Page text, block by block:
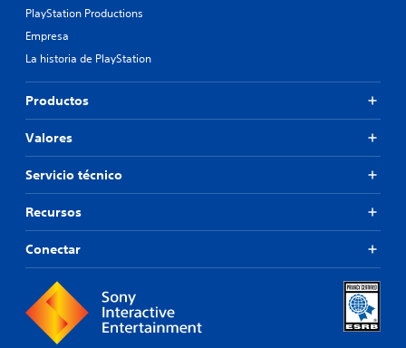
PlayStation Productions
Empresa
La historia de PlayStation
Productos
Valores
Servicio técnico
Recursos
Conectar